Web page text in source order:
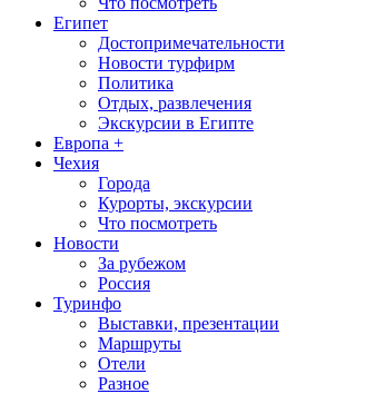
Египет
Достопримечательности
Новости турфирм
Политика
Отдых, развлечения
Экскурсии в Египте
Европа +
Чехия
Города
Курорты, экскурсии
Что посмотреть
Новости
За рубежом
Россия
Туринфо
Выставки, презентации
Маршруты
Отели
Разное